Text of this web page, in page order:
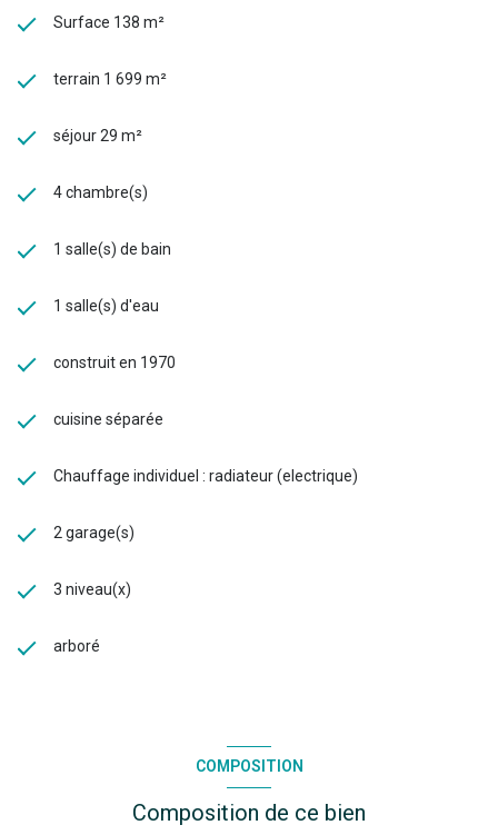
Surface 138 m²
terrain 1 699 m²
séjour 29 m²
4 chambre(s)
1 salle(s) de bain
1 salle(s) d'eau
construit en 1970
cuisine séparée
Chauffage individuel : radiateur (electrique)
2 garage(s)
3 niveau(x)
arboré
COMPOSITION
Composition de ce bien